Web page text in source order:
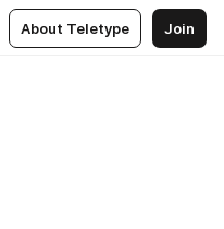
About Teletype Join